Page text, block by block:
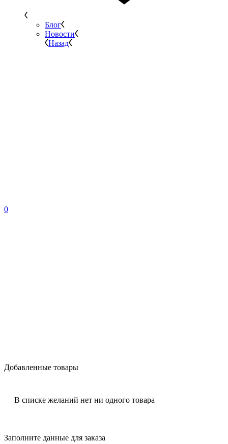
Блог
Новости
Назад
0
Добавленные товары
В списке желаний нет ни одного товара
Заполните данные для заказа